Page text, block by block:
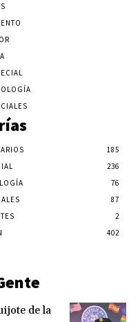
185
236
76
87
2
402
de la